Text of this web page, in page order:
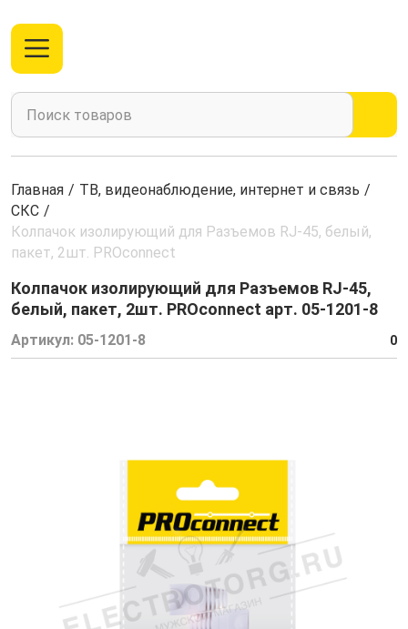
Главная / ТВ, видеонаблюдение, интернет и связь /
СКС /
Колпачок изолирующий для Разъемов RJ-45, белый,
пакет, 2шт. PROconnect
Колпачок изолирующий для Разъемов RJ-45,
белый, пакет, 2шт. PROconnect арт. 05-1201-8
Артикул: 05-1201-8 0